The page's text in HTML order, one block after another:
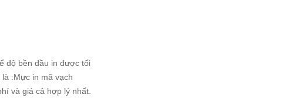
độ bền đầu in được tối
:Mực in mã vạch
và giá cả hợp lý nhất.